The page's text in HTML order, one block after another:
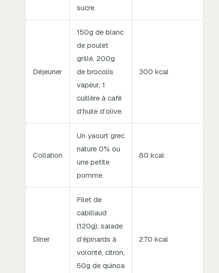
sucre.
Déjeuner
150g de blanc
de poulet
grillé, 200g
de brocolis
vapeur, 1
cuillère à café
d’huile d’olive.
300 kcal
Collation
Un yaourt grec
nature 0% ou
une petite
pomme.
80 kcal
Dîner
Filet de
cabillaud
(120g), salade
d’épinards à
volonté, citron,
50g de quinoa
270 kcal